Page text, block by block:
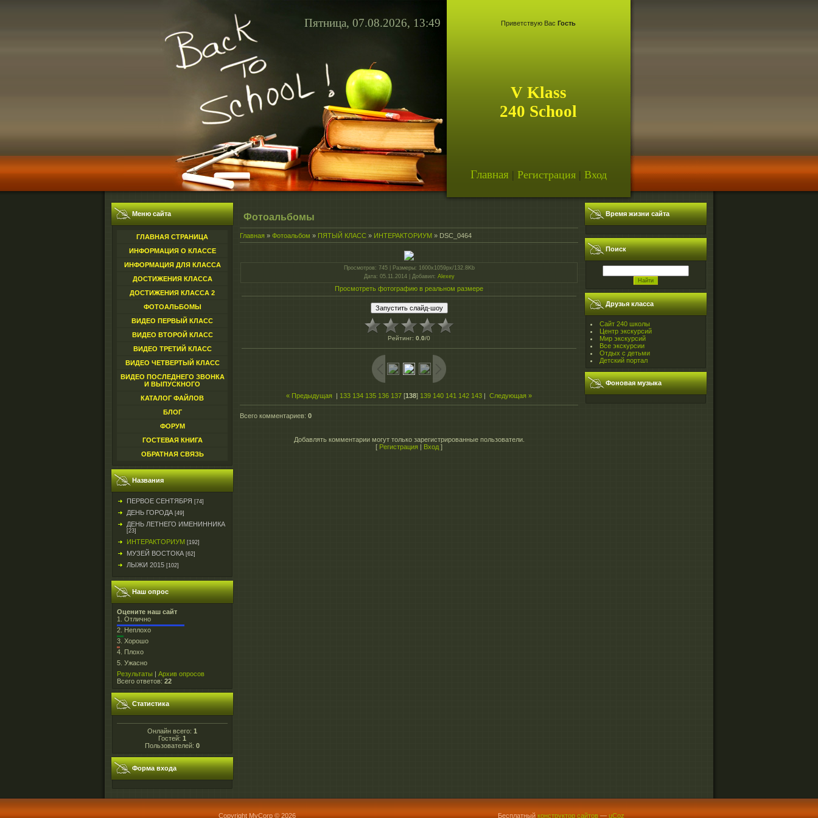
Пятница, 07.08.2026, 13:49 Приветствую Вас Гость
V Klass
240 School
Главная | Регистрация| Вход
Меню сайта
ГЛАВНАЯ СТРАНИЦА
ИНФОРМАЦИЯ О КЛАССЕ
ИНФОРМАЦИЯ ДЛЯ КЛАССА
ДОСТИЖЕНИЯ КЛАССА
ДОСТИЖЕНИЯ КЛАССА 2
ФОТОАЛЬБОМЫ
ВИДЕО ПЕРВЫЙ КЛАСС
ВИДЕО ВТОРОЙ КЛАСС
ВИДЕО ТРЕТИЙ КЛАСС
ВИДЕО ЧЕТВЕРТЫЙ КЛАСС
ВИДЕО ПОСЛЕДНЕГО ЗВОНКА
И ВЫПУСКНОГО
КАТАЛОГ ФАЙЛОВ
БЛОГ
ФОРУМ
ГОСТЕВАЯ КНИГА
ОБРАТНАЯ СВЯЗЬ
Названия
ПЕРВОЕ СЕНТЯБРЯ [74]
ДЕНЬ ГОРОДА [49]
ДЕНЬ ЛЕТНЕГО ИМЕНИННИКА
[23]
ИНТЕРАКТОРИУМ [192]
МУЗЕЙ ВОСТОКА [62]
ЛЫЖИ 2015 [102]
Наш опрос
Оцените наш сайт
1. Отлично
2. Неплохо
3. Хорошо
4. Плохо
5. Ужасно
Результаты | Архив опросов
Всего ответов: 22
Статистика
Онлайн всего: 1
Гостей: 1
Пользователей: 0
Форма входа
Фотоальбомы
Главная » Фотоальбом » ПЯТЫЙ КЛАСС » ИНТЕРАКТОРИУМ » DSC_0464
Просмотров: 745 | Размеры: 1600x1059px/132.8Kb
Дата: 05.11.2014 | Добавил: Alexey
Просмотреть фотографию в реальном размере
Рейтинг: 0.0/0
« Предыдущая 133 134 135 136 137 [138] 139 140 141 142 143 Следующая »
Всего комментариев: 0
Добавлять комментарии могут только зарегистрированные пользователи.
[ Регистрация | Вход ]
Время жизни сайта
Поиск
Друзья класса
Сайт 240 школы
Центр экскурсий
Мир экскурсий
Все экскурсии
Отдых с детьми
Детский портал
Фоновая музыка
Copyright MyCorp © 2026 Бесплатный конструктор сайтов — uCoz